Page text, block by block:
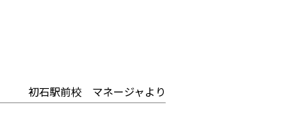
初石駅前校 マネージャより